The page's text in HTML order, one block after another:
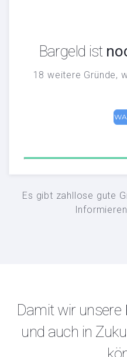
Bargeld ist
18 weitere Gründe,
noch so viel
Es gibt zahllose gute
Damit wir unsere
und auch in